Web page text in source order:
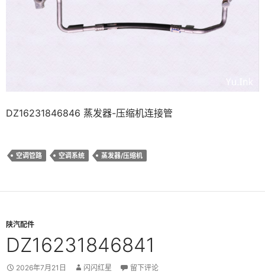
DZ16231846846 蒸发器-压缩机连接管
空调管路 空调系统 蒸发器/压缩机
陕汽配件
DZ16231846841
2026年7月21日 闪闪红星 留下评论